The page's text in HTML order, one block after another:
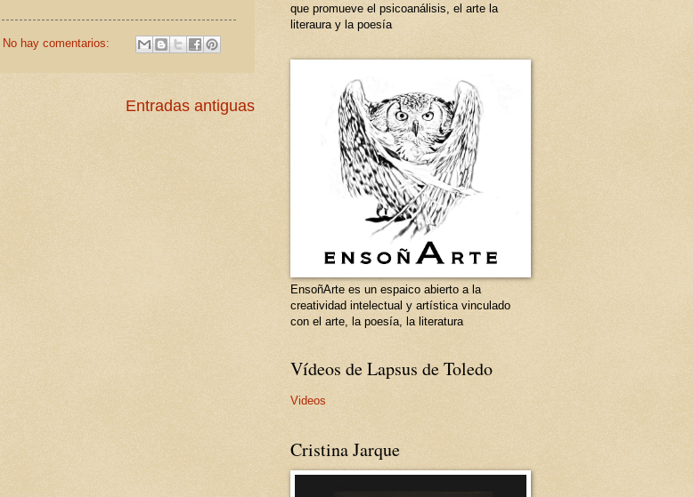
No hay comentarios:
Entradas antiguas
que promueve el psicoanálisis, el arte la
literaura y la poesía
EnsoñArte es un espaico abierto a la
creatividad intelectual y artística vinculado
con el arte, la poesía, la literatura
Vídeos de Lapsus de Toledo
Videos
Cristina Jarque